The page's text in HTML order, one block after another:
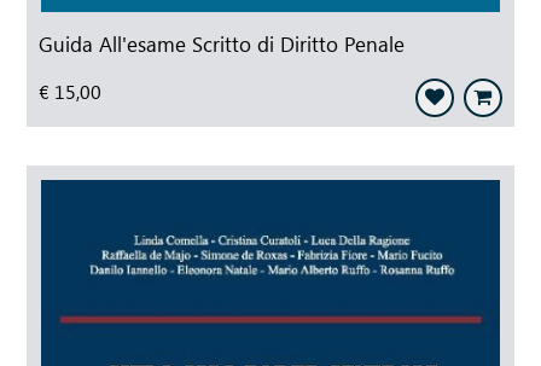
Guida All'esame Scritto di Diritto Penale
€ 15,00